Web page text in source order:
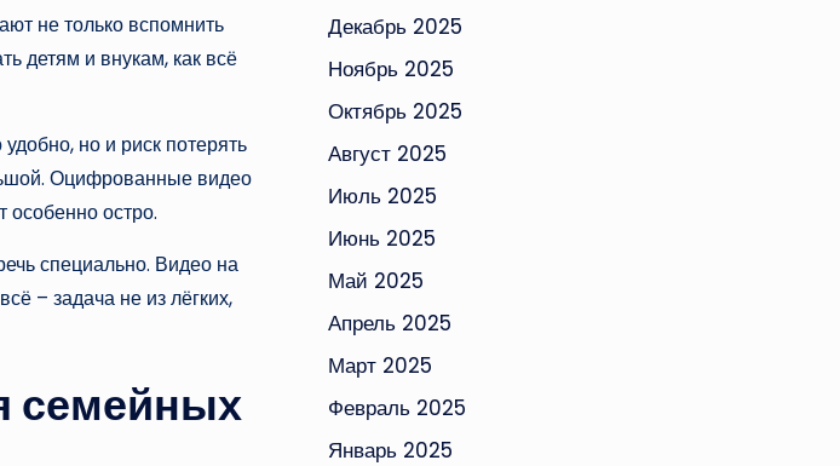
не только вспомнить
детям и внукам, как всё
но и риск потерять
Оцифрованные видео
особенно остро.
специально. Видео на
– задача не из лёгких,
семейных
Декабрь 2025
Ноябрь 2025
Октябрь 2025
Август 2025
Июль 2025
Июнь 2025
Май 2025
Апрель 2025
Март 2025
Февраль 2025
Январь 2025